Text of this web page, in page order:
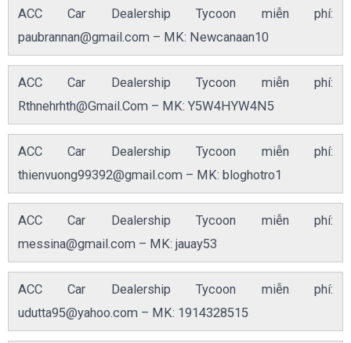
ACC Car Dealership Tycoon miễn phí:
paubrannan@gmail.com – MK: Newcanaan10
ACC Car Dealership Tycoon miễn phí:
Rthnehrhth@Gmail.Com – MK: Y5W4HYW4N5
ACC Car Dealership Tycoon miễn phí:
thienvuong99392@gmail.com – MK: bloghotro1
ACC Car Dealership Tycoon miễn phí:
messina@gmail.com – MK: jauay53
ACC Car Dealership Tycoon miễn phí:
udutta95@yahoo.com – MK: 1914328515